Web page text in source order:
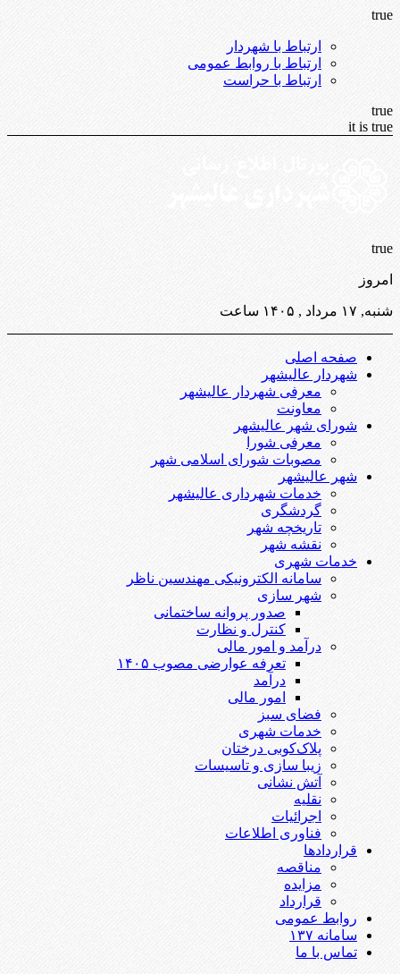
true
ارتباط با شهردار
ارتباط با روابط عمومی
ارتباط با حراست
true
it is true
true
امروز
شنبه, ۱۷ مرداد , ۱۴۰۵ ساعت
صفحه اصلی
شهردار عالیشهر
معرفی شهردار عالیشهر
معاونت
شورای شهر عالیشهر
معرفی شورا
مصوبات شورای اسلامی شهر
شهر عالیشهر
خدمات شهرداری عالیشهر
گردشگری
تاریخچه شهر
نقشه شهر
خدمات شهری
سامانه الکترونیکی مهندسین ناظر
شهر سازی
صدور پروانه ساختمانی
کنترل و نظارت
درآمد و امور مالی
تعرفه عوارضی مصوب ۱۴۰۵
درآمد
امور مالی
فضای سبز
خدمات شهری
پلاک‌کوبی درختان
زیبا سازی و تاسیسات
آتش نشانی
نقلیه
اجرائیات
فناوری اطلاعات
قراردادها
مناقصه
مزایده
قرارداد
روابط عمومی
سامانه ۱۳۷
تماس با ما